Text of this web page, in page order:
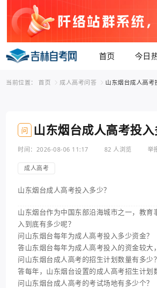
首页 今日
当前位置： 首页 成人高考问答 山东烟台成人高考
问 山东烟台成人高考投
时间：2026-08-06 11:17 82 人浏览 举
成人高考
山东烟台成人高考投入多少？
山东烟台作为中国东部沿海城市之一，教
入到底有多少呢？
问山东烟台每年为成人高考投入多少资金？
答山东烟台每年为成人高考投入的资金较大
问山东烟台成人高考的招生计划数量有多少？
答每年，山东烟台设置的成人高考招生计划
问山东烟台成人高考的考试场地有多少个？